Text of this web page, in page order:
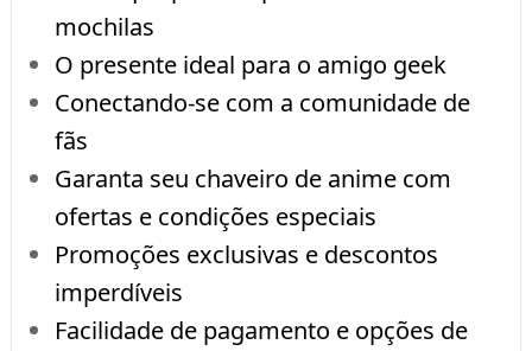
mochilas
O presente ideal para o amigo geek
Conectando-se com a comunidade de
fãs
Garanta seu chaveiro de anime com
ofertas e condições especiais
Promoções exclusivas e descontos
imperdíveis
Facilidade de pagamento e opções de